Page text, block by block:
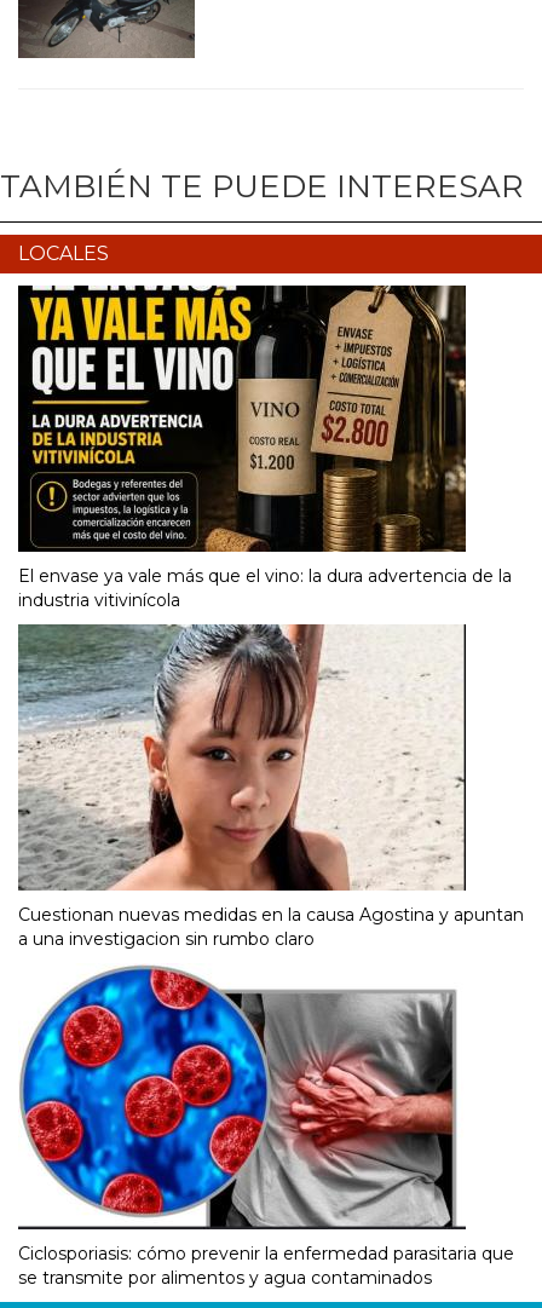
TAMBIÉN TE PUEDE INTERESAR
LOCALES
El envase ya vale más que el vino: la dura advertencia de la
industria vitivinícola
Cuestionan nuevas medidas en la causa Agostina y apuntan
a una investigacion sin rumbo claro
Ciclosporiasis: cómo prevenir la enfermedad parasitaria que
se transmite por alimentos y agua contaminados